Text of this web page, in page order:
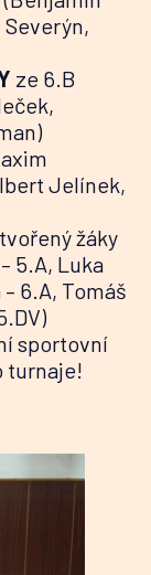
ze 6.B
Jelínek,
žáky
5.A, Luka
6.A, Tomáš
sportovní
turnaje!